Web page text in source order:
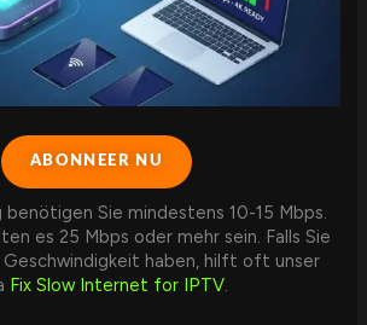
ABONNEER NU
benötigen Sie mindestens 10-15 Mbps.
es 25 Mbps oder mehr sein. Falls Sie
haben, hilft oft unser
Fix Slow Internet for IPTV.